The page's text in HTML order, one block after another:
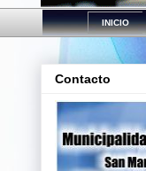
INICIO
Contacto